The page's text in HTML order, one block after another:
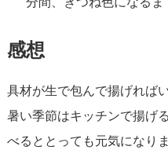
感想
具材が生で包んで揚げれば
暑い季節はキッチンで揚げ
べるととっても元気になり